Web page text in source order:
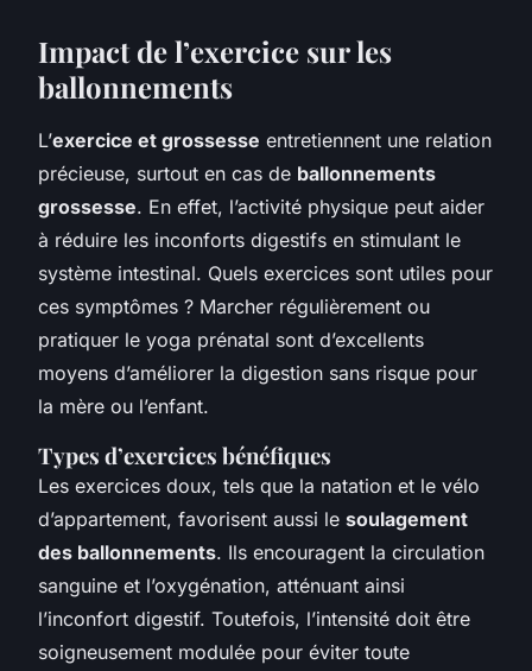
Impact de l’exercice sur les
ballonnements
L’exercice et grossesse entretiennent une relation
précieuse, surtout en cas de ballonnements
grossesse. En effet, l’activité physique peut aider
à réduire les inconforts digestifs en stimulant le
système intestinal. Quels exercices sont utiles pour
ces symptômes ? Marcher régulièrement ou
pratiquer le yoga prénatal sont d’excellents
moyens d’améliorer la digestion sans risque pour
la mère ou l’enfant.
Types d’exercices bénéfiques
Les exercices doux, tels que la natation et le vélo
d’appartement, favorisent aussi le soulagement
des ballonnements. Ils encouragent la circulation
sanguine et l’oxygénation, atténuant ainsi
l’inconfort digestif. Toutefois, l’intensité doit être
soigneusement modulée pour éviter toute